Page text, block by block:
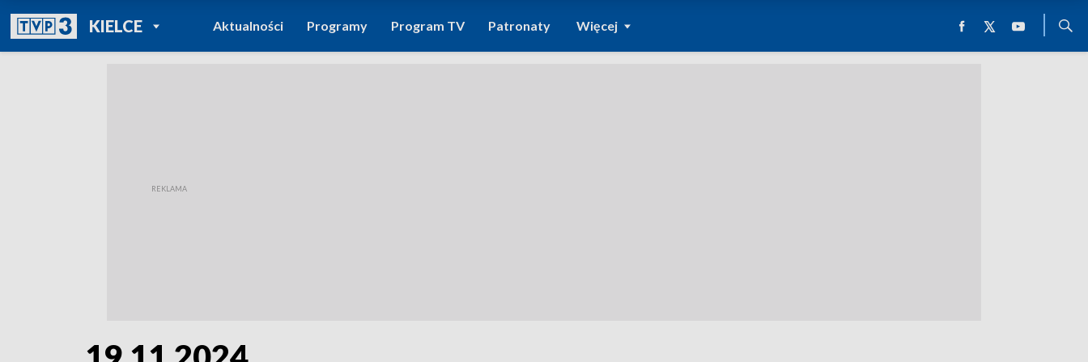
KIELCEPOWRÓT DO
TVP REGIONY
Aktualności Programy Program TV Patronaty Więcej